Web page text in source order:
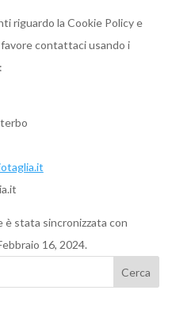
riguardo la Cookie Policy e
contattaci usando i
stata sincronizzata con
16, 2024.
Cerca